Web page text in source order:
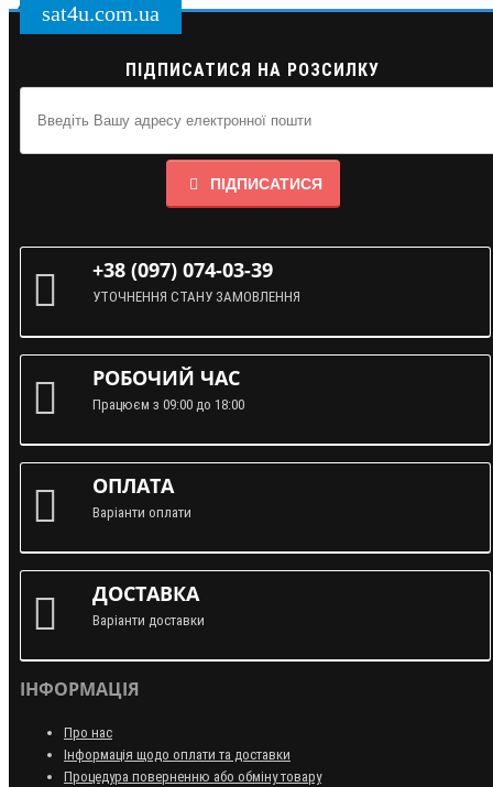
sat4u.com.ua
ПІДПИСАТИСЯ НА РОЗСИЛКУ
ПІДПИСАТИСЯ
+38 (097) 074-03-39
УТОЧНЕННЯ СТАНУ ЗАМОВЛЕННЯ
РОБОЧИЙ ЧАС
Працюєм з 09:00 до 18:00
ОПЛАТА
Варіанти оплати
ДОСТАВКА
Варіанти доставки
ІНФОРМАЦІЯ
Про нас
Інформація щодо оплати та доставки
Процедура поверненню або обміну товару